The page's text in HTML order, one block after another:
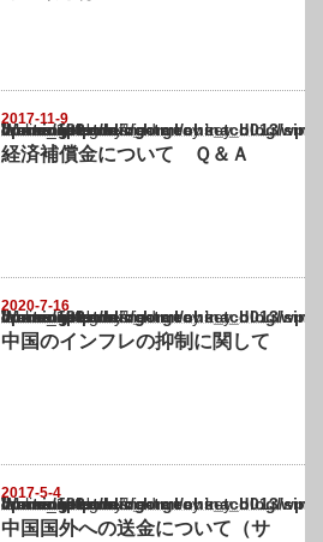
2017-11-9
Warning
: Undefined array key "show_category" in
/home/netst/kuno-cpa.co.jp/public_html/china_blog/wp-content/themes/
on line183
経済補償金について Ｑ＆Ａ
2020-7-16
Warning
: Undefined array key "show_category" in
/home/netst/kuno-cpa.co.jp/public_html/china_blog/wp-content/themes/
on line183
中国のインフレの抑制に関して
2017-5-4
Warning
: Undefined array key "show_category" in
/home/netst/kuno-cpa.co.jp/public_html/china_blog/wp-content/themes/
on line183
中国国外への送金について（サ